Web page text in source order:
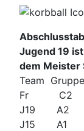
Jugend 19
dem Meister
Team
Fr C2
J19 A2
J15 A1